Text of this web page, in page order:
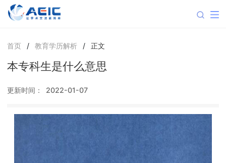
首页 / 教育学历解析 / 正文
本专科生是什么意思
更新时间： 2022-01-07